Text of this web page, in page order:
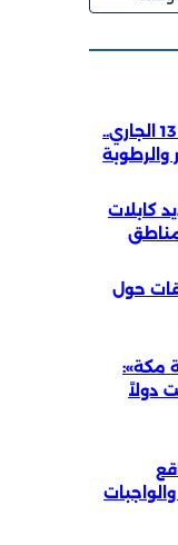
عيسى رمضان: «المرزم» يودعنا 13 الجاري..
كابلات
حول
مكة»:
دولاً